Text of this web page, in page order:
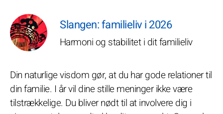
Slangen: familieliv i 2026
Harmoni og stabilitet i dit familieliv
Din naturlige visdom gør, at du har gode relationer til
din familie. I år vil dine stille meninger ikke være
tilstrækkelige. Du bliver nødt til at involvere dig i